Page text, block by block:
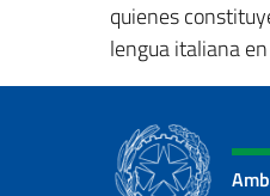
quienes
lengua italiana